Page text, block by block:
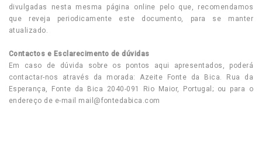
divulgadas nesta mesma página online pelo que, recomendamos
que reveja periodicamente este documento, para se manter
atualizado.
Contactos e Esclarecimento de dúvidas
Em caso de dúvida sobre os pontos aqui apresentados, poderá
contactar-nos através da morada: Azeite Fonte da Bica. Rua da
Esperança, Fonte da Bica 2040-091 Rio Maior, Portugal; ou para o
endereço de e-mail mail@fontedabica.com